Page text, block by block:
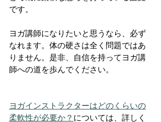
です。
ヨガ講師になりたいと思うなら、必ず
なれます。体の硬さは全く問題ではあ
りません。是非、自信を持ってヨガ講
師への道を歩んでください。
ヨガインストラクターはどのくらいの
柔軟性が必要か？ については、詳しく